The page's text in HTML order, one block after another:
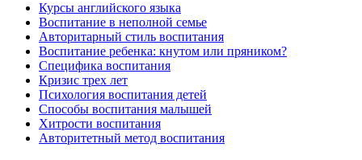
Курсы английского языка
Воспитание в неполной семье
Авторитарный стиль воспитания
Воспитание ребенка: кнутом или пряником?
Специфика воспитания
Кризис трех лет
Психология воспитания детей
Способы воспитания малышей
Хитрости воспитания
Авторитетный метод воспитания